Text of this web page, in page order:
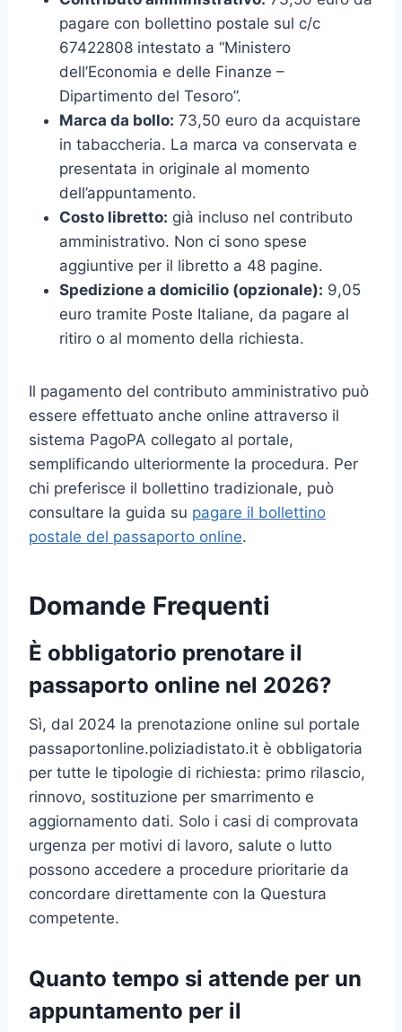
pagare con bollettino postale sul c/c
67422808 intestato a “Ministero
dell’Economia e delle Finanze –
Dipartimento del Tesoro”.
Marca da bollo: 73,50 euro da acquistare
in tabaccheria. La marca va conservata e
presentata in originale al momento
dell’appuntamento.
Costo libretto: già incluso nel contributo
amministrativo. Non ci sono spese
aggiuntive per il libretto a 48 pagine.
Spedizione a domicilio (opzionale): 9,05
euro tramite Poste Italiane, da pagare al
ritiro o al momento della richiesta.
Il pagamento del contributo amministrativo può
essere effettuato anche online attraverso il
sistema PagoPA collegato al portale,
semplificando ulteriormente la procedura. Per
chi preferisce il bollettino tradizionale, può
consultare la guida su pagare il bollettino
postale del passaporto online.
Domande Frequenti
È obbligatorio prenotare il
passaporto online nel 2026?
Sì, dal 2024 la prenotazione online sul portale
passaportonline.poliziadistato.it è obbligatoria
per tutte le tipologie di richiesta: primo rilascio,
rinnovo, sostituzione per smarrimento e
aggiornamento dati. Solo i casi di comprovata
urgenza per motivi di lavoro, salute o lutto
possono accedere a procedure prioritarie da
concordare direttamente con la Questura
competente.
Quanto tempo si attende per un
appuntamento per il